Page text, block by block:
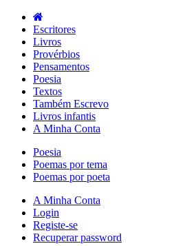
Escritores
Livros
Provérbios
Pensamentos
Poesia
Textos
Também Escrevo
Livros infantis
A Minha Conta
Poesia
Poemas por tema
Poemas por poeta
A Minha Conta
Login
Registe-se
Recuperar password